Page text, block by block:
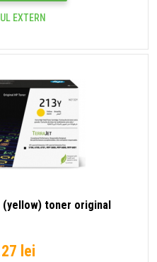
EXTERN
(yellow) toner original
lei